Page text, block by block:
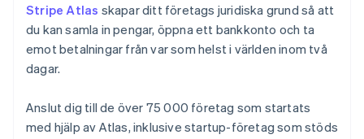
Stripe Atlas skapar ditt företags juridiska grund så att
du kan samla in pengar, öppna ett bankkonto och ta
emot betalningar från var som helst i världen inom två
dagar.
Anslut dig till de över 75 000 företag som startats
med hjälp av Atlas, inklusive startup-företag som stöds